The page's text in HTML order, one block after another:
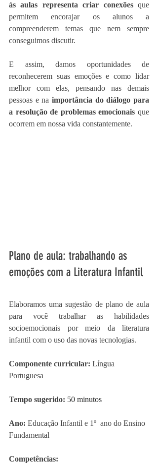
às aulas representa criar conexões que
permitem encorajar os alunos a
compreenderem temas que nem sempre
conseguimos discutir.
E assim, damos oportunidades de
reconhecerem suas emoções e como lidar
melhor com elas, pensando nas demais
pessoas e na importância do diálogo para
a resolução de problemas emocionais que
ocorrem em nossa vida constantemente.
Plano de aula: trabalhando as
emoções com a Literatura Infantil
Elaboramos uma sugestão de plano de aula
para você trabalhar as habilidades
socioemocionais por meio da literatura
infantil com o uso das novas tecnologias.
Componente curricular: Língua
Portuguesa
Tempo sugerido: 50 minutos
Ano: Educação Infantil e 1º  ano do Ensino
Fundamental
Competências: